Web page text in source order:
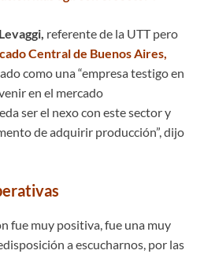
referente de la UTT pero
Central de Buenos Aires,
como una “empresa testigo en
en el mercado
ser el nexo con este sector y
de adquirir producción”, dijo
fue muy positiva, fue una muy
a escucharnos, por las